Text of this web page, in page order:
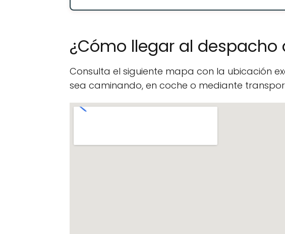
¿Cómo llegar al despacho
Consulta el siguiente mapa con la ubicación
sea caminando, en coche o mediante